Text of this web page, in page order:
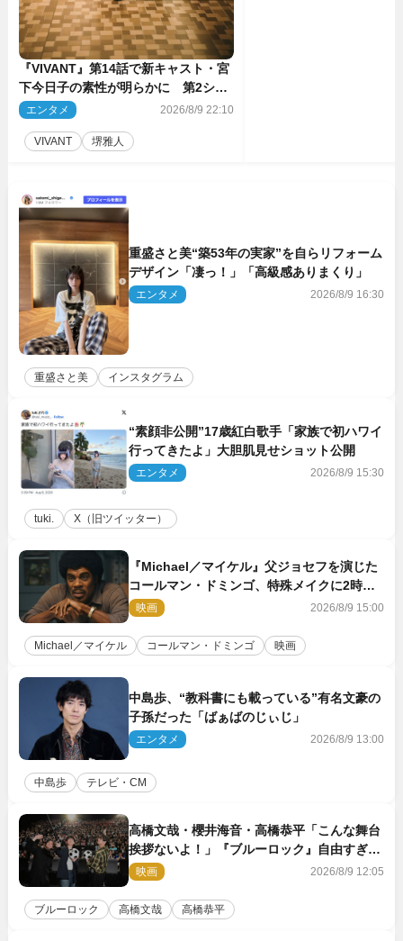
『VIVANT』第14話で新キャスト・宮
下今日子の素性が明らかに 第2シー
ズンのキーパーソンの1人
エンタメ 2026/8/9 22:10
VIVANT 堺雅人
重盛さと美“築53年の実家”を自らリフォーム
デザイン「凄っ！」「高級感ありまくり」
エンタメ 2026/8/9 16:30
重盛さと美 インスタグラム
“素顔非公開”17歳紅白歌手「家族で初ハワイ
行ってきたよ」大胆肌見せショット公開
エンタメ 2026/8/9 15:30
tuki. X（旧ツイッター）
『Michael／マイケル』父ジョセフを演じた
コールマン・ドミンゴ、特殊メイクに2時間
半かかっていた
映画 2026/8/9 15:00
Michael／マイケル コールマン・ドミンゴ 映画
中島歩、“教科書にも載っている”有名文豪の
子孫だった「ばぁばのじぃじ」
エンタメ 2026/8/9 13:00
中島歩 テレビ・CM
高橋文哉・櫻井海音・高橋恭平「こんな舞台
挨拶ないよ！」『ブルーロック』自由すぎる
イベントレポート
映画 2026/8/9 12:05
ブルーロック 高橋文哉 高橋恭平